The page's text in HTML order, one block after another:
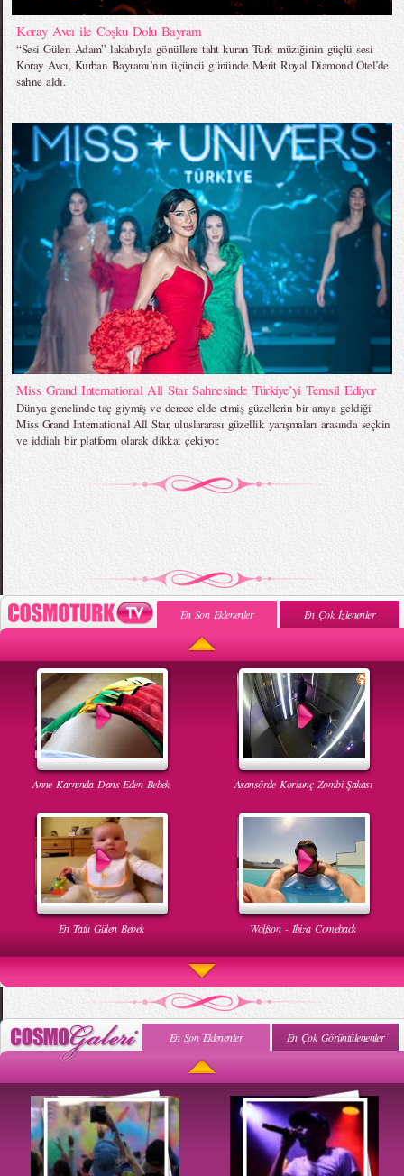
Koray Avcı ile Coşku Dolu Bayram
“Sesi Gülen Adam” lakabıyla gönüllere taht kuran Türk müziğinin güçlü sesi
Koray Avcı, Kurban Bayramı’nın üçüncü gününde Merit Royal Diamond Otel’de
sahne aldı.
Miss Grand International All Star Sahnesinde Türkiye’yi Temsil Ediyor
Dünya genelinde taç giymiş ve derece elde etmiş güzellerin bir araya geldiği
Miss Grand International All Star, uluslararası güzellik yarışmaları arasında seçkin
ve iddialı bir platform olarak dikkat çekiyor.
En Son Eklenenler En Çok İzlenenler
Anne Karnında Dans Eden Bebek Asansörde Korkunç Zombi Şakası
En Tatlı Gülen Bebek Wolfson - Ibiza Comeback
Uyuyan Bebeğe Gangnam Dinletilirse Ne Olur
En Son Eklenenler En Çok Görüntülenenler